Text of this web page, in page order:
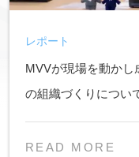
MVVが現場を動か
の組織づくりについ
レポート
READ MORE